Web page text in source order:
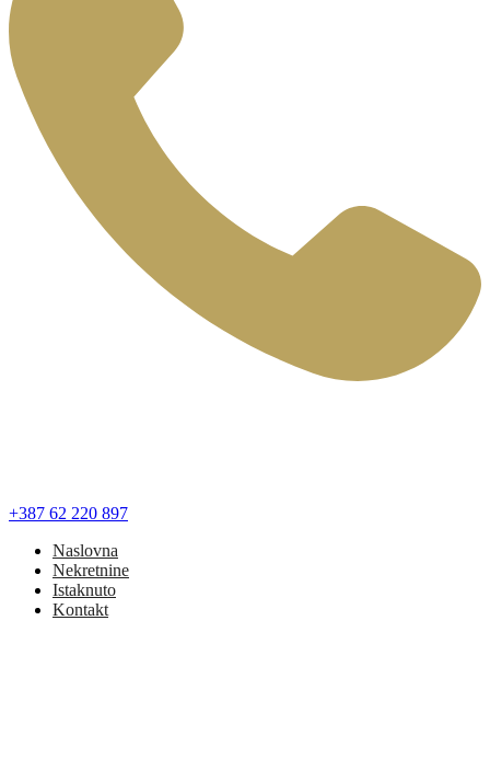
+387 62 220 897
Naslovna
Nekretnine
Istaknuto
Kontakt